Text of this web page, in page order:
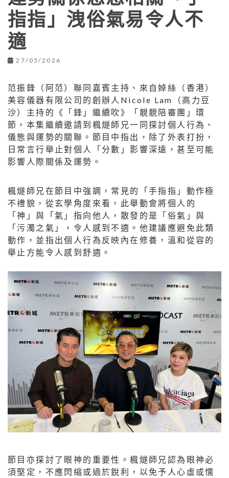
指指」洩俗氣易令人不
適
27/05/2026
范振鋒（阿范）聯同嘉賓主持、來自婥絲（香港）
美容儀器有限公司的創辦人Nicole Lam（高力豆
沙）主持的《「鋒」繼續吹》「靚靚陪審團」環
節，本集繼續邀請到楓燧師兄一同探討個人行為、
儀態與運勢的關聯。節目中指出，除了外表打扮，
日常言行舉止對個人「分數」影響深遠，甚至可能
影響人際關係及運勢。
楓燧師兄在節目中強調，常見的「手指指」動作極
不禮貌，從玄學角度來看，此舉動會將個人的
「神」與「氣」指向他人，散發的是「俗氣」與
「污濁之氣」，令人感到不適。他建議應避免此類
動作，並指出個人行為反映內在修養，溫和從容的
舉止方能令人感到舒適。
節目亦探討了眼神的重要性。楓燧師兄認為眼神必
須堅定，不應閃縮或過於銳利，以免予人心虛或懦